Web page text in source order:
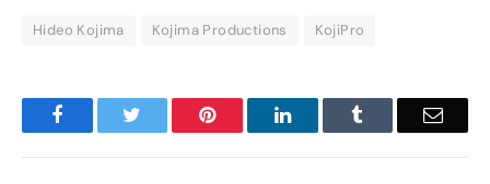
Hideo Kojima Kojima Productions KojiPro
Facebook Pinterest LinkedIn Email